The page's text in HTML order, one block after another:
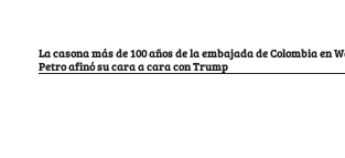
La casona más de 100 años de la embajada de Colombia en
Petro afinó su cara a cara con Trump